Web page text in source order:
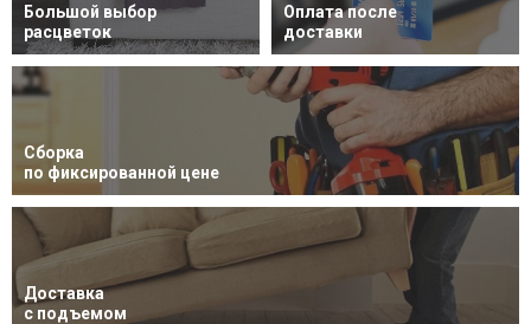
Большой выбор
расцветок
Оплата после
доставки
Сборка
по фиксированной цене
Доставка
с подъемом